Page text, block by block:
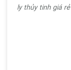
ly thủy tinh giá